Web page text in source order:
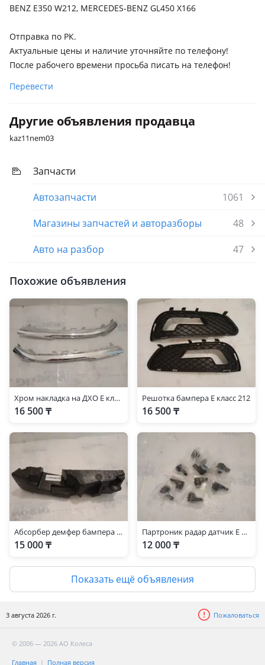
Mercedes-Benz E 500
W212/S212/C207/A207 рестайлинг
Mercedes-Benz GL 450
2012 - 2016 X166, 2009 - 2012 X164 рестайлинг, 2006 - 2009
X164
2008 - 2011 W164 рестайлинг, 2005 - 2008 W164, 2001 - 2005
W163 рестайлинг
2009 - 2013 W221 рестайлинг, 2005 - 2009 W221, 2002 - 2005
BENZ E350 W212, MERCEDES-BENZ GL450 X166
Отправка по РК.
Актуальные цены и наличие уточняйте по телефону!
После рабочего времени просьба писать на телефон!
Перевести
Другие объявления продавца
kaz11nem03
Запчасти
Автозапчасти
1061
Магазины запчастей и авторазборы
48
Авто на разбор
47
Похожие объявления
Хром накладка на ДХО Е класс 212
16 500 ₸
Решотка бампера Е класс 212
16 500 ₸
Абсорбер демфер бампера Е класс 212
15 000 ₸
Партроник радар датчик Е 212
12 000 ₸
Показать ещё объявления
3 августа 2026 г. Пожаловаться
© 2006 — 2026 АО Колеса
Главная Полная версия